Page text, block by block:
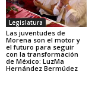
Legislatura
Las juventudes de
Morena son el motor y
el futuro para seguir
con la transformación
de México: LuzMa
Hernández Bermúdez